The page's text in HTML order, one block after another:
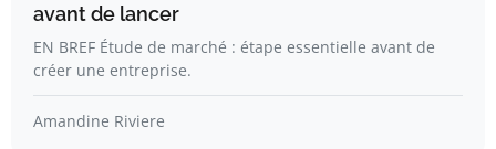
avant de lancer
EN BREF Étude de marché : étape essentielle avant de
créer une entreprise.
Amandine Riviere